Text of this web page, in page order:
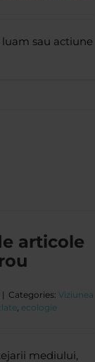
luam sau actiune
articole
| Categories: Viziunea
, ecologie
mediului,